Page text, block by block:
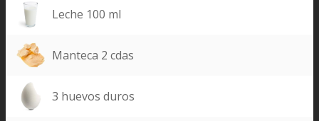
Leche 100 ml
Manteca 2 cdas
3 huevos duros